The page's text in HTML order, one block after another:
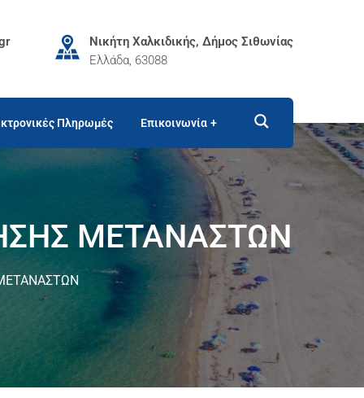
Νικήτη Χαλκιδικής, Δήμος Σιθωνίας
Ελλάδα, 63088
Πληρωμές Επικοινωνία
ΜΕΤΑΝΑΣΤΩΝ